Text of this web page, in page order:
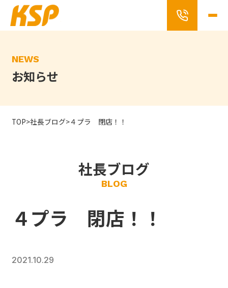
Skip
the
content
NEWS
お知らせ
TOP>社長ブログ>４プラ 閉店！！
社長ブログ
BLOG
４プラ 閉店！！
2021.10.29